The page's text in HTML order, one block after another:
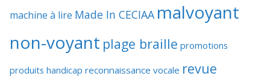
machine à lire Made In CECIAA malvoyant
non-voyant plage braille promotions
produits handicap reconnaissance vocale revue